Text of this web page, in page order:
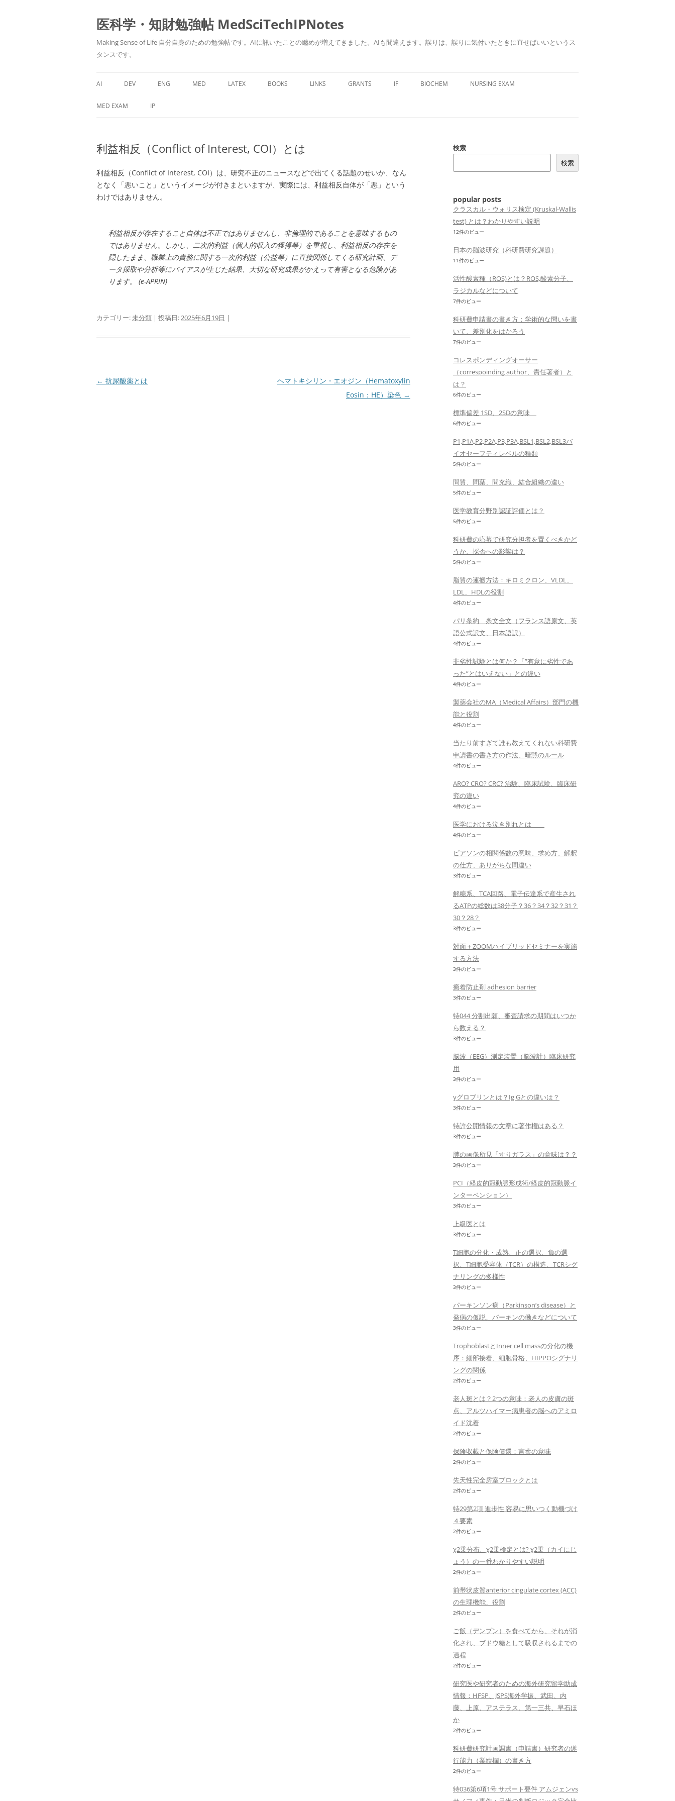
医科学・知財勉強帖 MedSciTechIPNotes
Making Sense of Life 自分自身のための勉強帖です。AIに訊いたことの纏めが増えてきました。AIも間違えます。誤りは、誤りに気付いたときに直せばいいというス
タンスです。
AI DEV ENG MED LATEX BOOKS LINKS GRANTS IF BIOCHEM NURSING EXAM
MED EXAM IP
利益相反（Conflict of Interest, COI）とは
利益相反 （Conflict of Interest, COI） は、研究不正のニュースなどで出てくる話題のせいか、なん
となく「悪いこと」というイメージが付きまといますが、実際には、利益相反自体が「悪」という
わけではありません。
利益相反が存在すること自体は不正ではありませんし、非倫理的であることを意味するもの
ではありません。しかし、二次的利益（個人的収入の獲得等）を重視し、利益相反の存在を
隠したまま、職業上の責務に関する一次的利益（公益等）に直接関係してくる研究計画、デ
ータ採取や分析等にバイアスが生じた結果、大切な研究成果がかえって有害となる危険があ
ります。 (e-APRIN)
カテゴリー:未分類 | 投稿日:2025年6月19日 |
投
← 抗尿酸薬とは
ヘマトキシリン・エオジン（Hematoxylin
Eosin：HE）染色 →
検索
検索
popular posts
クラスカル・ウォリス検定 (Kruskal-Wallis
test) とは？わかりやすい説明
12件のビュー
日本の脳波研究（科研費研究課題）
11件のビュー
活性酸素種（ROS)とは？ROS,酸素分子、
ラジカルなどについて
7件のビュー
科研費申請書の書き方：学術的な問いを書
いて、差別化をはかろう
7件のビュー
コレスポンディングオーサー
（correspoinding author、責任著者）と
は？
6件のビュー
標準偏差 1SD、2SDの意味
6件のビュー
P1,P1A,P2,P2A,P3,P3A,BSL1,BSL2,BSL3バ
イオセーフティレベルの種類
5件のビュー
間質、間葉、間充織、結合組織の違い
5件のビュー
医学教育分野別認証評価とは？
5件のビュー
科研費の応募で研究分担者を置くべきかど
うか、採否への影響は？
5件のビュー
脂質の運搬方法：キロミクロン、VLDL、
LDL、HDLの役割
4件のビュー
パリ条約 条文全文（フランス語原文、英
語公式訳文、日本語訳）
4件のビュー
非劣性試験とは何か？「”有意に劣性であ
った”とはいえない」との違い
4件のビュー
製薬会社のMA（Medical Affairs）部門の機
能と役割
4件のビュー
当たり前すぎて誰も教えてくれない科研費
申請書の書き方の作法、暗黙のルール
4件のビュー
ARO? CRO? CRC? 治験、臨床試験、臨床研
究の違い
4件のビュー
医学における泣き別れとは
4件のビュー
ピアソンの相関係数の意味、求め方、解釈
の仕方、ありがちな間違い
3件のビュー
解糖系、TCA回路、電子伝達系で産生され
るATPの総数は38分子？36？34？32？31？
30？28？
3件のビュー
対面＋ZOOMハイブリッドセミナーを実施
する方法
3件のビュー
癒着防止剤 adhesion barrier
3件のビュー
特044 分割出願、審査請求の期間はいつか
ら数える？
3件のビュー
脳波（EEG）測定装置（脳波計）臨床研究
用
3件のビュー
γグロブリンとは？Ig Gとの違いは？
3件のビュー
特許公開情報の文章に著作権はある？
3件のビュー
肺の画像所見「すりガラス」の意味は？？
3件のビュー
PCI（経皮的冠動脈形成術/経皮的冠動脈イ
ンターベンション）
3件のビュー
上級医とは
3件のビュー
T細胞の分化・成熟、正の選択、負の選
択、T細胞受容体（TCR）の構造、TCRシグ
ナリングの多様性
3件のビュー
パーキンソン病（Parkinson’s disease）と
発病の仮説、パーキンの働きなどについて
3件のビュー
TrophoblastとInner cell massの分化の機
序：細部接着、細胞骨格、HIPPOシグナリ
ングの関係
2件のビュー
老人斑とは？2つの意味：老人の皮膚の斑
点、アルツハイマー病患者の脳へのアミロ
イド沈着
2件のビュー
保険収載と保険償還：言葉の意味
2件のビュー
先天性完全房室ブロックとは
2件のビュー
特29第2項 進歩性 容易に思いつく動機づけ
４要素
2件のビュー
χ2乗分布、χ2乗検定とは? χ2乗（カイにじ
ょう）の一番わかりやすい説明
2件のビュー
前帯状皮質anterior cingulate cortex (ACC)
の生理機能、役割
2件のビュー
ご飯（デンプン）を食べてから、それが消
化され、ブドウ糖として吸収されるまでの
過程
2件のビュー
研究医や研究者のための海外研究留学助成
情報：HFSP、JSPS海外学振、武田、内
藤、上原、アステラス、第一三共、早石ほ
か
2件のビュー
科研費研究計画調書（申請書）研究者の遂
行能力（業績欄）の書き方
2件のビュー
特036第6項1号 サポート要件 アムジェンvs